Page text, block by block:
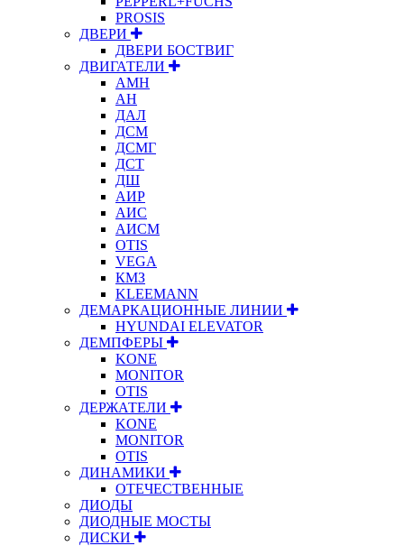
PROSIS
ДВЕРИ
ДВЕРИ БОСТВИГ
ДВИГАТЕЛИ
АМН
АН
ДАЛ
ДСМ
ДСМГ
ДСТ
ДШ
АИР
АИС
АИСМ
OTIS
VEGA
КМЗ
KLEEMANN
ДЕМАРКАЦИОННЫЕ ЛИНИИ
HYUNDAI ELEVATOR
ДЕМПФЕРЫ
KONE
MONITOR
OTIS
ДЕРЖАТЕЛИ
KONE
MONITOR
OTIS
ДИНАМИКИ
ОТЕЧЕСТВЕННЫЕ
ДИОДЫ
ДИОДНЫЕ МОСТЫ
ДИСКИ